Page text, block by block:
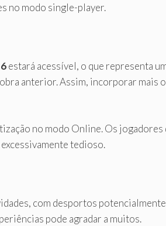
no modo single-player.
estará acessível, o que representa
anterior. Assim, incorporar
no modo Online. Os
tedioso.
com desportos
pode agradar a muitos.